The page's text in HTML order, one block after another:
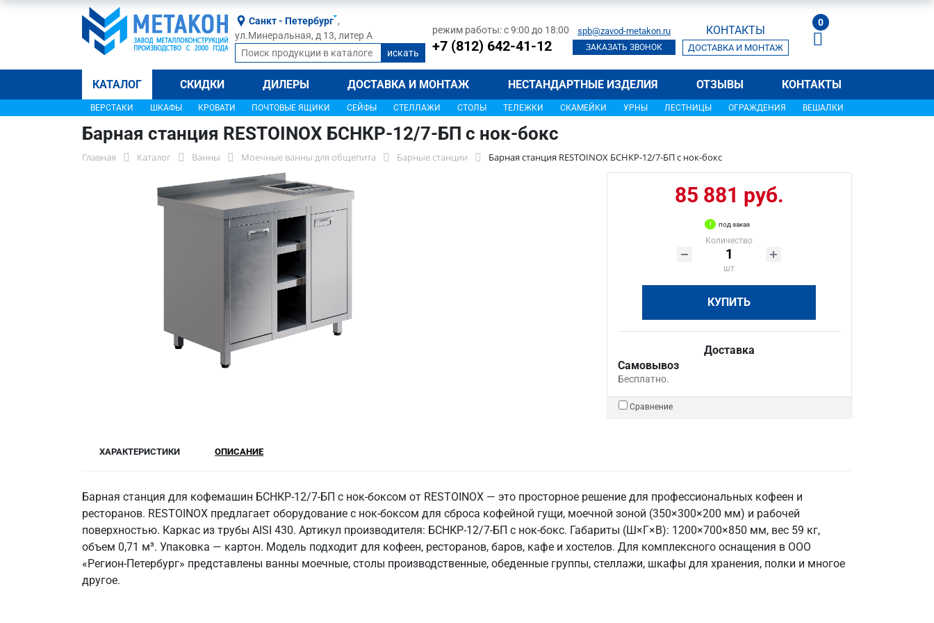
Санкт - Петербург ,
ул.Минеральная, д 13, литер А
режим работы: с 9:00 до 18:00
+7 (812) 642-41-12
spb@zavod-metakon.ru
ЗАКАЗАТЬ ЗВОНОК
КОНТАКТЫ
ДОСТАВКА И МОНТАЖ
0
КАТАЛОГ СКИДКИ ДИЛЕРЫ ДОСТАВКА И МОНТАЖ НЕСТАНДАРТНЫЕ ИЗДЕЛИЯ ОТЗЫВЫ КОНТАКТЫ
ВЕРСТАКИ ШКАФЫ КРОВАТИ ПОЧТОВЫЕ ЯЩИКИ СЕЙФЫ СТЕЛЛАЖИ СТОЛЫ ТЕЛЕЖКИ СКАМЕЙКИ УРНЫ ЛЕСТНИЦЫ ОГРАЖДЕНИЯ ВЕШАЛКИ
Барная станция RESTOINOX БСНКР-12/7-БП с нок-бокс
Главная Каталог Ванны Моечные ванны для общепита Барные станции Барная станция RESTOINOX БСНКР-12/7-БП с нок-бокс
85 881 руб.
под заказ
Количество
шт
КУПИТЬ
Доставка
Самовывоз
Бесплатно.
Сравнение
ХАРАКТЕРИСТИКИ ОПИСАНИЕ
Барная станция для кофемашин БСНКР-12/7-БП с нок-боксом от RESTOINOX — это просторное решение для профессиональных кофеен и
ресторанов. RESTOINOX предлагает оборудование с нок-боксом для сброса кофейной гущи, моечной зоной (350×300×200 мм) и рабочей
поверхностью. Каркас из трубы AISI 430. Артикул производителя: БСНКР-12/7-БП с нок-бокс. Габариты (Ш×Г×В): 1200×700×850 мм, вес 59 кг,
объем 0,71 м³. Упаковка — картон. Модель подходит для кофеен, ресторанов, баров, кафе и хостелов. Для комплексного оснащения в ООО
«Регион-Петербург» представлены ванны моечные, столы производственные, обеденные группы, стеллажи, шкафы для хранения, полки и многое
другое.